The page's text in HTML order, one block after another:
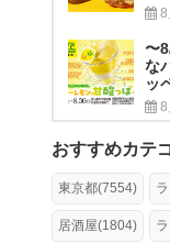
8
〜
な
ッ
8
おすすめカテ
東京都(7554)
居酒屋(1804)